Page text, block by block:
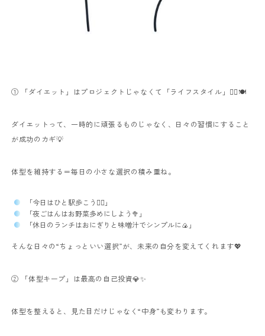
① 「ダイエット」はプロジェクトじゃなくて「ライフスタイル」🧘‍♀️🍽
ダイエットって、一時的に頑張るものじゃなく、日々の習慣にすること
が成功のカギ💡
体型を維持する＝毎日の小さな選択の積み重ね。
「今日はひと駅歩こう🚶‍♀️」
「夜ごはんはお野菜多めにしよう🥦」
「休日のランチはおにぎりと味噌汁でシンプルに🍙」
そんな日々の“ちょっといい選択”が、未来の自分を変えてくれます💖
② 「体型キープ」は最高の自己投資💎✨
体型を整えると、見た目だけじゃなく“中身”も変わります。